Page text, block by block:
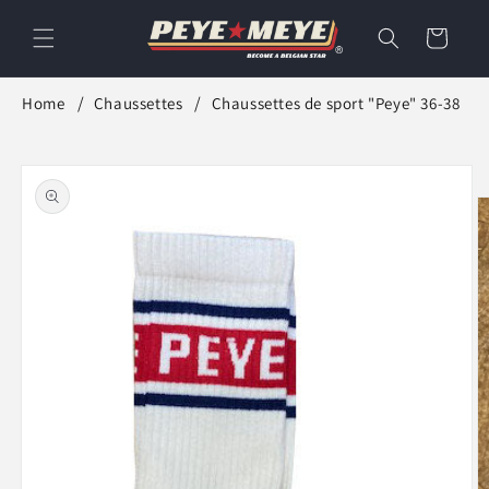
passer
au
Panier
Home Chaussettes Chaussettes de sport "Peye" 36-38
informations
produits